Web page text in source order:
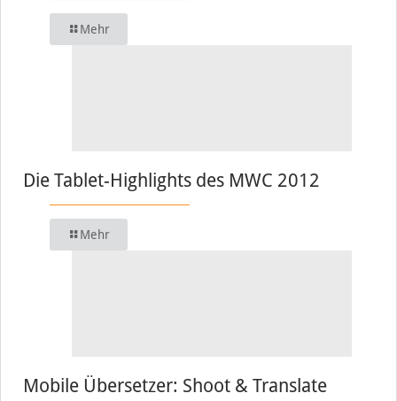
Mehr
Die Tablet-Highlights des MWC 2012
Mehr
Mobile Übersetzer: Shoot & Translate